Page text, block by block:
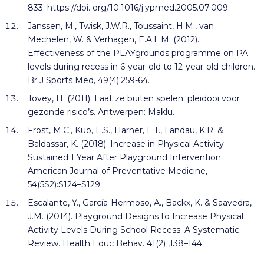
833. https://doi. org/10.1016/j.ypmed.2005.07.009.
Janssen, M., Twisk, J.W.R., Toussaint, H.M., van
Mechelen, W. & Verhagen, E.A.L.M. (2012).
Effectiveness of the PLAYgrounds programme on PA
levels during recess in 6-year-old to 12-year-old children.
Br J Sports Med, 49(4):259-64.
Tovey, H. (2011). Laat ze buiten spelen: pleidooi voor
gezonde risico’s. Antwerpen: Maklu.
Frost, M.C., Kuo, E.S., Harner, L.T., Landau, K.R. &
Baldassar, K. (2018). Increase in Physical Activity
Sustained 1 Year After Playground Intervention.
American Journal of Preventative Medicine,
54(5S2):S124–S129.
Escalante, Y., García-Hermoso, A., Backx, K. & Saavedra,
J.M. (2014). Playground Designs to Increase Physical
Activity Levels During School Recess: A Systematic
Review. Health Educ Behav. 41(2) ,138–144.